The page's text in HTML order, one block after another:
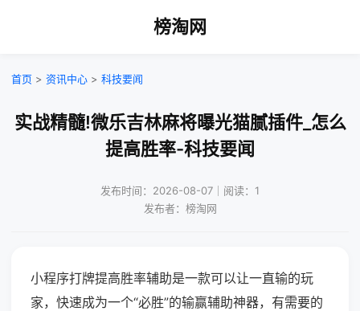
榜淘网
首页 > 资讯中心 > 科技要闻
实战精髓!微乐吉林麻将曝光猫腻插件_怎么
提高胜率-科技要闻
发布时间：2026-08-07｜阅读：1
发布者：榜淘网
小程序打牌提高胜率辅助是一款可以让一直输的玩
家，快速成为一个“必胜”的输赢辅助神器，有需要的